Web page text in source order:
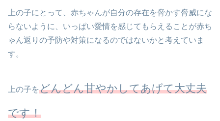
上の子にとって、赤ちゃんが自分の存在を脅かす脅威にな
らないように、いっぱい愛情を感じてもらえることが赤ち
ゃん返りの予防や対策になるのではないかと考えていま
す。
上の子をどんどん甘やかしてあげて大丈夫
です！